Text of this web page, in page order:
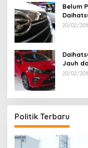
Belum
20/02/
Jauh
20/02/
Politik Terbaru